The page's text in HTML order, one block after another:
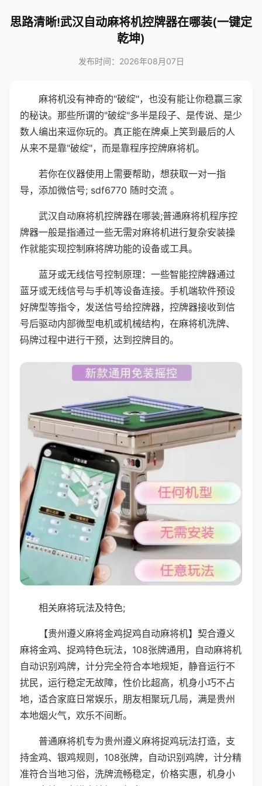
思路清晰!武汉自动麻将机控牌器在哪装(一键定
乾坤)
发布时间：2026年08月07日
麻将机没有神奇的"破绽"，也没有能让你稳赢三家
的秘诀。那些所谓的"破绽"多半是段子、是传说、是少
数人编出来逗你玩的。真正能在牌桌上笑到最后的人
从来不是靠"破绽"，而是靠程序控牌麻将机。
若你在仪器使用上需要帮助，想获取一对一指
导，添加微信号; sdf6770 随时交流 。
武汉自动麻将机控牌器在哪装;普通麻将机程序控
牌器一般是指通过一些无需对麻将机进行复杂安装操
作就能实现控制麻将牌功能的设备或工具。
蓝牙或无线信号控制原理：一些智能控牌器通过
蓝牙或无线信号与手机等设备连接。手机端软件预设
好牌型等指令，发送信号给控牌器，控牌器接收到信
号后驱动内部微型电机或机械结构，在麻将机洗牌、
码牌过程中进行干预，达到控牌目的。
相关麻将玩法及特色;
【贵州遵义麻将金鸡捉鸡自动麻将机】契合遵义
麻将金鸡、捉鸡特色玩法，108张牌通用，自动麻将机
自动识别鸡牌，计分完全符合本地规矩，静音运行不
扰民，运行稳定无故障，性价比超高，机身小巧不占
地，适合家庭日常娱乐，朋友相聚玩几局，满是贵州
本地烟火气，欢乐不间断。
普通麻将机专为贵州遵义麻将捉鸡玩法打造，支
持金鸡、银鸡规则，108张牌，自动识别鸡牌，计分精
准符合当地习俗，洗牌流畅稳定，价格实惠，机身小